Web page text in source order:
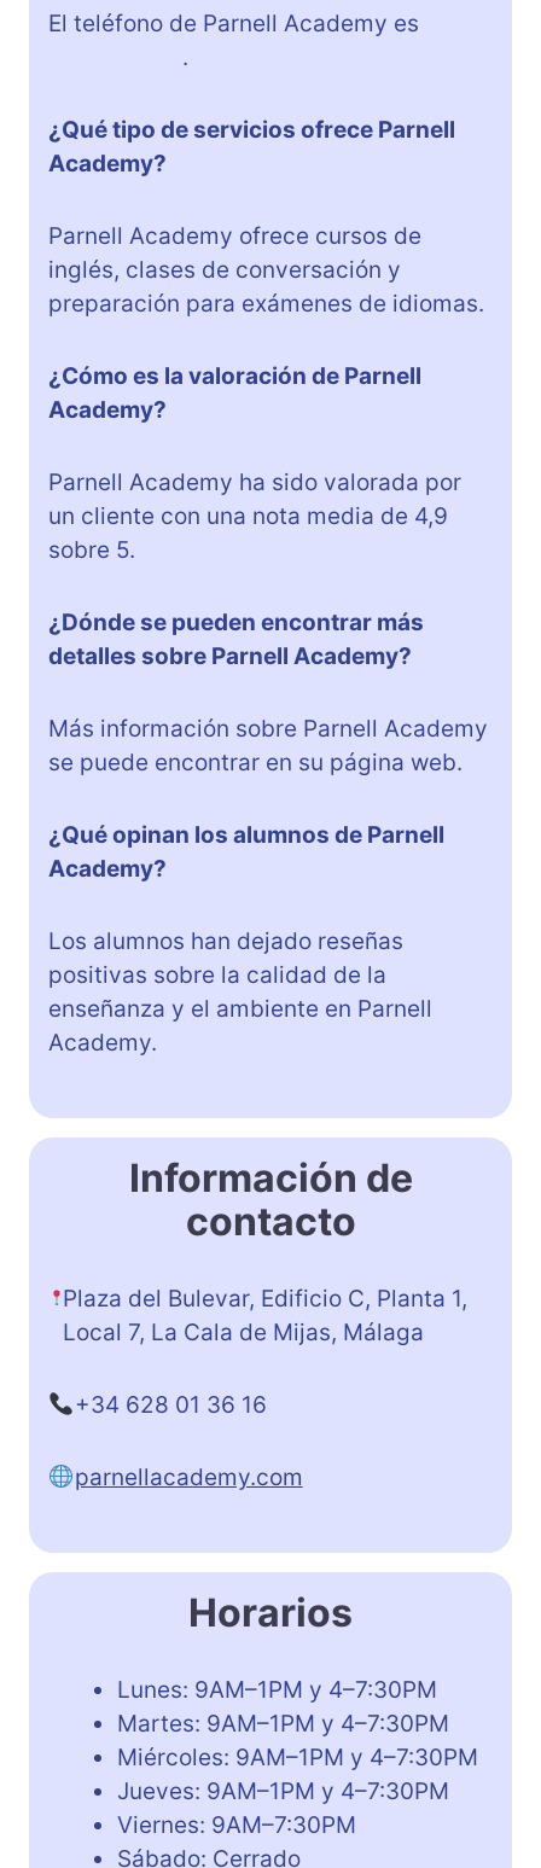
El teléfono de Parnell Academy es
.
¿Qué tipo de servicios ofrece Parnell
Academy?
Parnell Academy ofrece cursos de
inglés, clases de conversación y
preparación para exámenes de idiomas.
¿Cómo es la valoración de Parnell
Academy?
Parnell Academy ha sido valorada por
un cliente con una nota media de 4,9
sobre 5.
¿Dónde se pueden encontrar más
detalles sobre Parnell Academy?
Más información sobre Parnell Academy
se puede encontrar en su página web.
¿Qué opinan los alumnos de Parnell
Academy?
Los alumnos han dejado reseñas
positivas sobre la calidad de la
enseñanza y el ambiente en Parnell
Academy.
Información de
contacto
Plaza del Bulevar, Edificio C, Planta 1,
Local 7, La Cala de Mijas, Málaga
+34 628 01 36 16
parnellacademy.com
Horarios
Lunes: 9AM–1PM y 4–7:30PM
Martes: 9AM–1PM y 4–7:30PM
Miércoles: 9AM–1PM y 4–7:30PM
Jueves: 9AM–1PM y 4–7:30PM
Viernes: 9AM–7:30PM
Sábado: Cerrado